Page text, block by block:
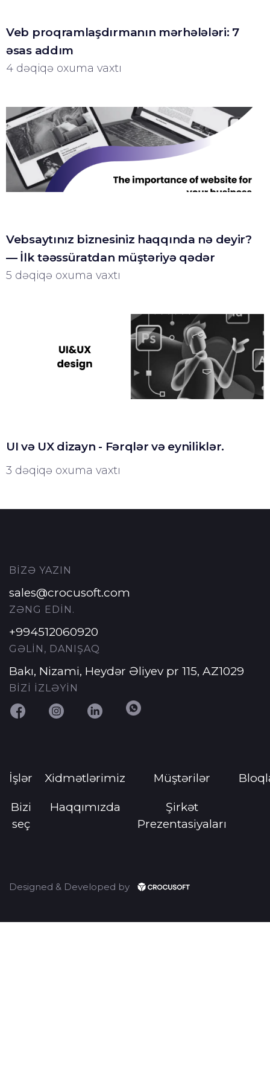
Veb proqramlaşdırmanın mərhələləri: 7
əsas addım
4 dəqiqə oxuma vaxtı
Vebsaytınız biznesiniz haqqında nə deyir?
— İlk təəssüratdan müştəriyə qədər
5 dəqiqə oxuma vaxtı
UI və UX dizayn - Fərqlər və eyniliklər.
3 dəqiqə oxuma vaxtı
BİZƏ YAZIN
sales@crocusoft.com
ZƏNG EDİN.
+994512060920
GƏLİN, DANIŞAQ
Bakı, Nizami, Heydər Əliyev pr 115, AZ1029
BİZİ İZLƏYİN
İşlər Xidmətlərimiz Müştərilər
Bizi
seç
Haqqımızda
Şirkət
Prezentasiyaları
Designed & Developed by